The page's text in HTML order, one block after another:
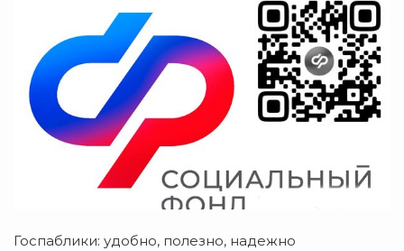
Госпаблики: удобно, полезно, надежно